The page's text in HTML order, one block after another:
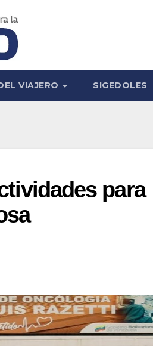
VIAJERO SIGEDOLES
para